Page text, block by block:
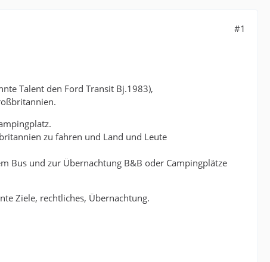
#1
Talent den Ford Transit Bj.1983),
zu fahren und Land und Leute
Bus und zur Übernachtung B&B oder Campingplätze
Ziele, rechtliches, Übernachtung.